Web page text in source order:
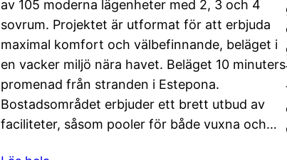
av 105 moderna lägenheter med 2, 3 och 4
sovrum. Projektet är utformat för att erbjuda
maximal komfort och välbefinnande, beläget i
en vacker miljö nära havet. Beläget 10 minuters
promenad från stranden i Estepona.
Bostadsområdet erbjuder ett brett utbud av
faciliteter, såsom pooler för både vuxna och…